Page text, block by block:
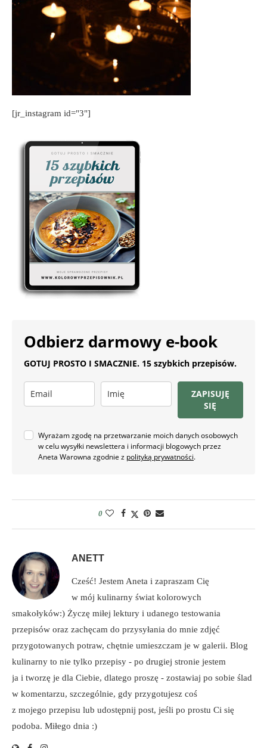
[jr_instagram id="3"]
Odbierz darmowy e-book
GOTUJ PROSTO I SMACZNIE. 15 szybkich przepisów.
ZAPISUJĘ
SIĘ
Wyrażam zgodę na przetwarzanie moich danych osobowych
w celu wysyłki newslettera i informacji blogowych przez
Aneta Warowna zgodnie z polityką prywatności.
0
ANETT
Cześć! Jestem Aneta i zapraszam Cię
w mój kulinarny świat kolorowych
smakołyków:) Życzę miłej lektury i udanego testowania
przepisów oraz zachęcam do przysyłania do mnie zdjęć
przygotowanych potraw, chętnie umieszczam je w galerii. Blog
kulinarny to nie tylko przepisy - po drugiej stronie jestem
ja i tworzę je dla Ciebie, dlatego proszę - zostawiaj po sobie ślad
w komentarzu, szczególnie, gdy przygotujesz coś
z mojego przepisu lub udostępnij post, jeśli po prostu Ci się
podoba. Miłego dnia :)